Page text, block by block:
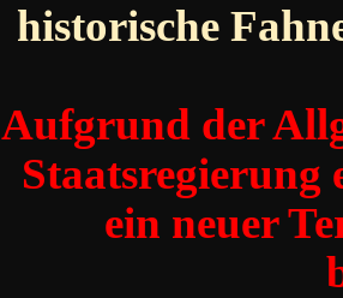
historische
Aufgrund der
Staatsregierung
ein neuer